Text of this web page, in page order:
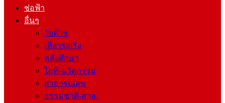
ช่อฟ้า
อื่นๆ
วัยต๊าช
เที่ยวระเริง
คลังศึกษา
ไอที-นวัตกรรม
สาธารณสุข
ธรรมชาติ-สวล.